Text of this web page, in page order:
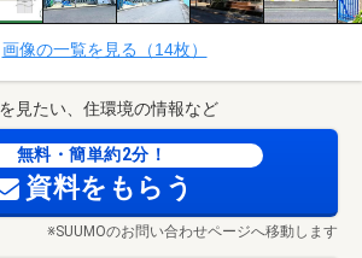
画像の一覧を見る（14枚）
見たい、住環境の情報など
無料・簡単約2分！
資料をもらう
※SUUMOのお問い合わせページへ移動します